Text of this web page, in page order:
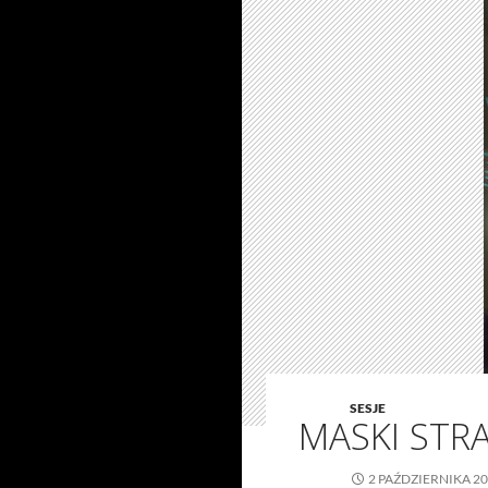
SESJE
MASKI
2 PAŹDZIERNIKA